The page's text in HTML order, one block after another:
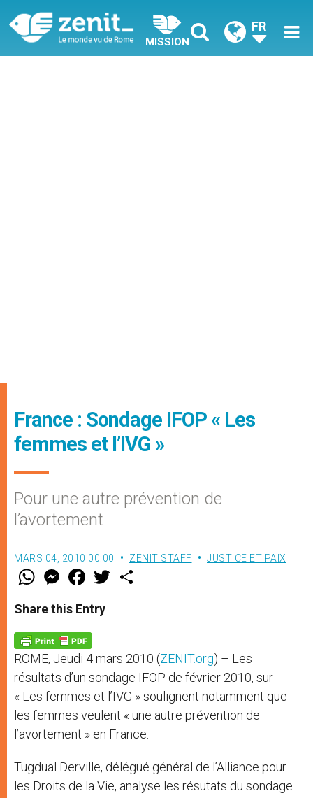
MISSION
FR
France : Sondage IFOP « Les
femmes et l’IVG »
Pour une autre prévention de
l’avortement
MARS 04, 2010 00:00 ZENIT STAFF JUSTICE ET PAIX
W
t
s
p
p
M
e
s
e
g
e
r
F
a
e
b
o
k
w
Share this Entry
ROME, Jeudi 4 mars 2010 (ZENIT.org) – Les
résultats d’un sondage IFOP de février 2010, sur
« Les femmes et l’IVG » soulignent notamment que
les femmes veulent « une autre prévention de
l’avortement » en France.
Tugdual Derville, délégué général de l’Alliance pour
les Droits de la Vie, analyse les résutats du sondage.